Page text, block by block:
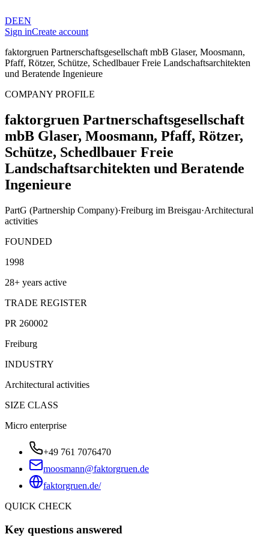
DEEN
Sign inCreate account
faktorgruen Partnerschaftsgesellschaft mbB Glaser, Moosmann,
Pfaff, Rötzer, Schütze, Schedlbauer Freie Landschaftsarchitekten
und Beratende Ingenieure
COMPANY PROFILE
faktorgruen Partnerschaftsgesellschaft
mbB Glaser, Moosmann, Pfaff, Rötzer,
Schütze, Schedlbauer Freie
Landschaftsarchitekten und Beratende
Ingenieure
PartG (Partnership Company)·Freiburg im Breisgau·Architectural
activities
FOUNDED
1998
28+ years active
TRADE REGISTER
PR 260002
Freiburg
INDUSTRY
Architectural activities
SIZE CLASS
Micro enterprise
+49 761 7076470
moosmann@faktorgruen.de
faktorgruen.de/
QUICK CHECK
Key questions answered